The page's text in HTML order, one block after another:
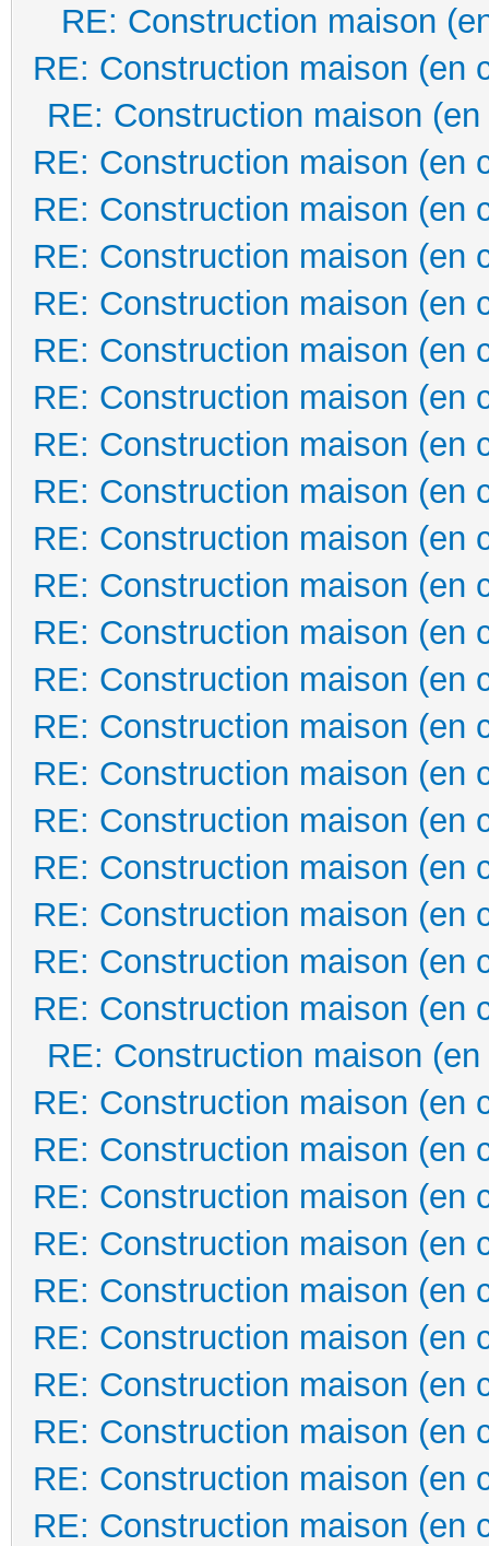
RE: Construction maison
RE: Construction maison (en
RE: Construction maison
RE: Construction maison (en
RE: Construction maison (en
RE: Construction maison (en
RE: Construction maison (en
RE: Construction maison (en
RE: Construction maison (en
RE: Construction maison (en
RE: Construction maison (en
RE: Construction maison (en
RE: Construction maison (en
RE: Construction maison (en
RE: Construction maison (en
RE: Construction maison (en
RE: Construction maison (en
RE: Construction maison (en
RE: Construction maison (en
RE: Construction maison (en
RE: Construction maison (en
RE: Construction maison (en
RE: Construction maison
RE: Construction maison (en
RE: Construction maison (en
RE: Construction maison (en
RE: Construction maison (en
RE: Construction maison (en
RE: Construction maison (en
RE: Construction maison (en
RE: Construction maison (en
RE: Construction maison (en
RE: Construction maison (en